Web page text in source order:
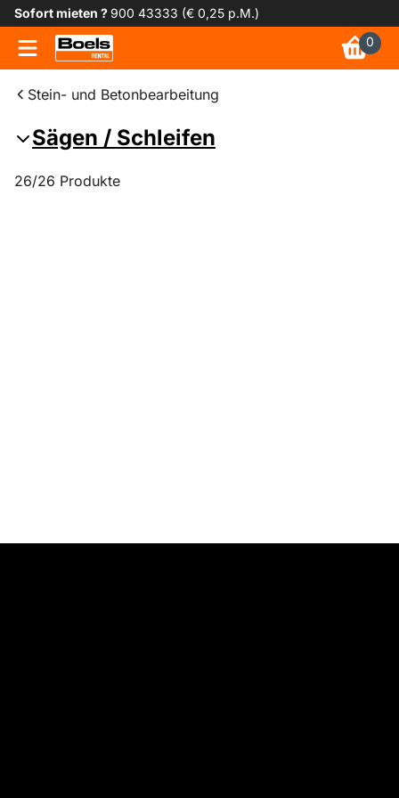
Sofort mieten ?900 43333 (€ 0,25 p.M.)
0
Stein- und Betonbearbeitung
Sägen / Schleifen
26/26 Produkte